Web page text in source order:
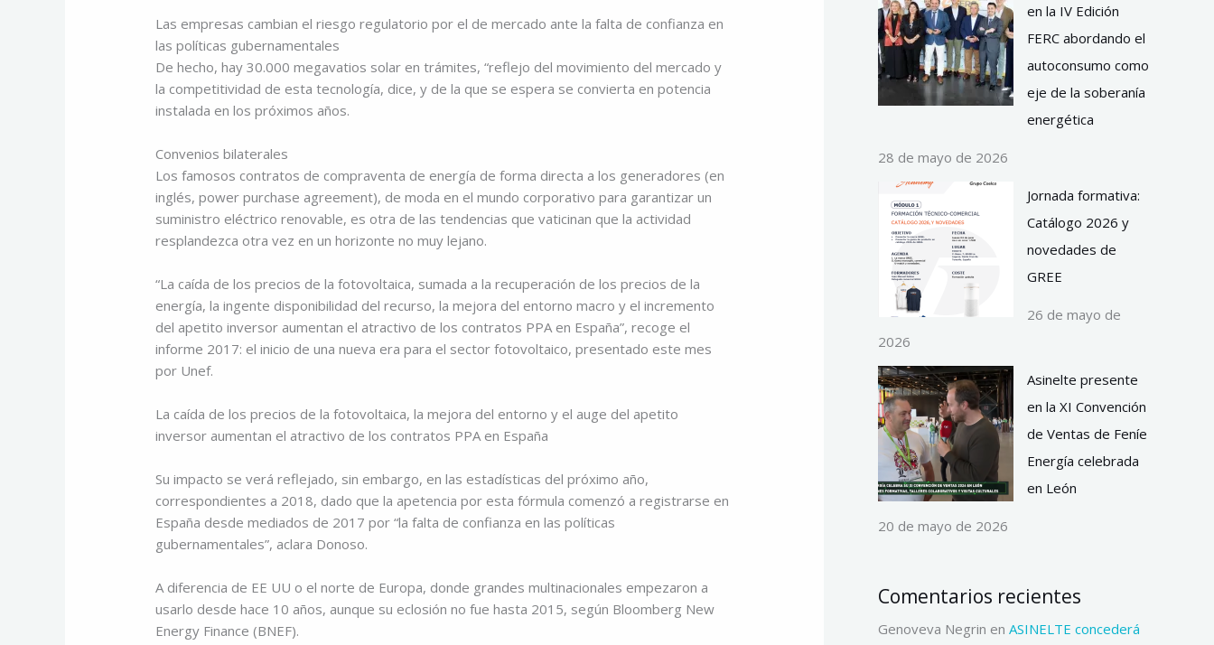
Las empresas cambian el riesgo regulatorio por el de mercado ante la falta de confianza en
las políticas gubernamentales
De hecho, hay 30.000 megavatios solar en trámites, “reflejo del movimiento del mercado y
la competitividad de esta tecnología, dice, y de la que se espera se convierta en potencia
instalada en los próximos años.
Convenios bilaterales
Los famosos contratos de compraventa de energía de forma directa a los generadores (en
inglés, power purchase agreement), de moda en el mundo corporativo para garantizar un
suministro eléctrico renovable, es otra de las tendencias que vaticinan que la actividad
resplandezca otra vez en un horizonte no muy lejano.
“La caída de los precios de la fotovoltaica, sumada a la recuperación de los precios de la
energía, la ingente disponibilidad del recurso, la mejora del entorno macro y el incremento
del apetito inversor aumentan el atractivo de los contratos PPA en España”, recoge el
informe 2017: el inicio de una nueva era para el sector fotovoltaico, presentado este mes
por Unef.
La caída de los precios de la fotovoltaica, la mejora del entorno y el auge del apetito
inversor aumentan el atractivo de los contratos PPA en España
Su impacto se verá reflejado, sin embargo, en las estadísticas del próximo año,
correspondientes a 2018, dado que la apetencia por esta fórmula comenzó a registrarse en
España desde mediados de 2017 por “la falta de confianza en las políticas
gubernamentales”, aclara Donoso.
A diferencia de EE UU o el norte de Europa, donde grandes multinacionales empezaron a
usarlo desde hace 10 años, aunque su eclosión no fue hasta 2015, según Bloomberg New
Energy Finance (BNEF).
en la IV Edición
FERC abordando el
autoconsumo como
eje de la soberanía
energética
28 de mayo de 2026
Jornada formativa:
Catálogo 2026 y
novedades de
GREE
26 de mayo de
2026
Asinelte presente
en la XI Convención
de Ventas de Feníe
Energía celebrada
en León
20 de mayo de 2026
Comentarios recientes
Genoveva Negrin en ASINELTE concederá